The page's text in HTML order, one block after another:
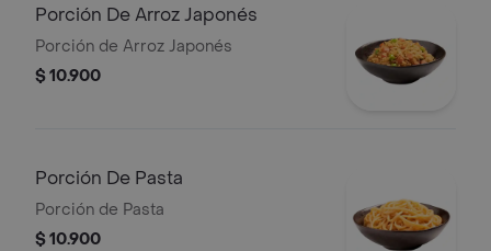
Porción De Arroz Japonés
Porción de Arroz Japonés
$ 10.900
Porción De Pasta
Porción de Pasta
$ 10.900